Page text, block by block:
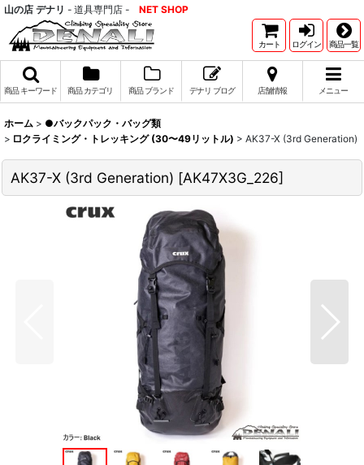
山の店 デナリ - 道具専門店 - NET SHOP
カート ログイン 商品一覧
商品 キーワード 商品 カテゴリ 商品 ブランド デナリ ブログ 店舗情報 メニュー
ホーム > ●バックパック・バッグ類
> □クライミング・トレッキング (30〜49リットル) > AK37-X (3rd Generation)
AK37-X (3rd Generation) [AK47X3G_226]